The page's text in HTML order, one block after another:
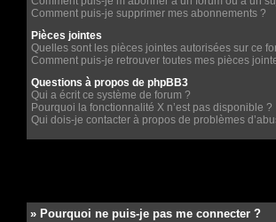
Comment puis-je supprimer mes abonnements ?
Pièces jointes
Quelles sont les pièces jointes autorisées sur ce
Comment puis-je retrouver toutes mes pièces
Questions à propos de phpBB3
Qui a écrit ce système de forum ?
Pourquoi la fonctionnalité X n’est pas disponible ?
Qui dois-je contacter à propos de problèmes
» Pourquoi ne puis-je pas me connecter ?